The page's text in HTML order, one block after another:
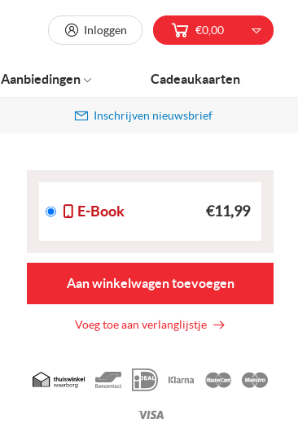
Inschrijven nieuwsbrief
E-Book €11,99
Aan winkelwagen toevoegen
Voeg toe aan verlanglijstje
Geaccepteerde
betaalmethoden
Inloggen €0,00
Aanbiedingen Cadeaukaarten